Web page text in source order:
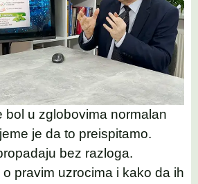
bol u zglobovima normalan
je da to preispitamo.
bez razloga.
pravim uzrocima i kako da ih